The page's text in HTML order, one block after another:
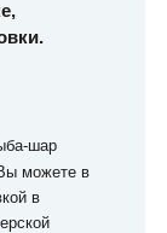
шар
можете в
в